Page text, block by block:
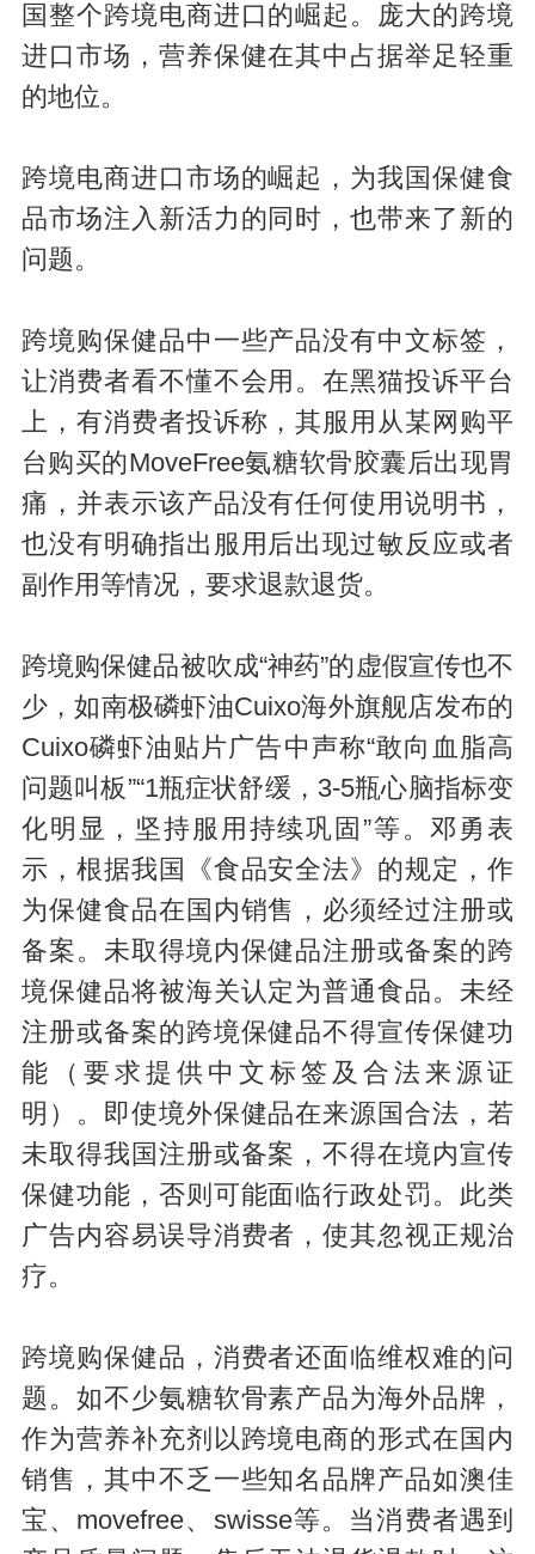
国整个跨境电商进口的崛起。庞大的跨境
进口市场，营养保健在其中占据举足轻重
的地位。
跨境电商进口市场的崛起，为我国保健食
品市场注入新活力的同时，也带来了新的
问题。
跨境购保健品中一些产品没有中文标签，
让消费者看不懂不会用。在黑猫投诉平台
上，有消费者投诉称，其服用从某网购平
台购买的MoveFree氨糖软骨胶囊后出现胃
痛，并表示该产品没有任何使用说明书，
也没有明确指出服用后出现过敏反应或者
副作用等情况，要求退款退货。
跨境购保健品被吹成“神药”的虚假宣传也不
少，如南极磷虾油Cuixo海外旗舰店发布的
Cuixo磷虾油贴片广告中声称“敢向血脂高
问题叫板”“1瓶症状舒缓，3-5瓶心脑指标变
化明显，坚持服用持续巩固”等。邓勇表
示，根据我国《食品安全法》的规定，作
为保健食品在国内销售，必须经过注册或
备案。未取得境内保健品注册或备案的跨
境保健品将被海关认定为普通食品。未经
注册或备案的跨境保健品不得宣传保健功
能（要求提供中文标签及合法来源证
明）。即使境外保健品在来源国合法，若
未取得我国注册或备案，不得在境内宣传
保健功能，否则可能面临行政处罚。此类
广告内容易误导消费者，使其忽视正规治
疗。
跨境购保健品，消费者还面临维权难的问
题。如不少氨糖软骨素产品为海外品牌，
作为营养补充剂以跨境电商的形式在国内
销售，其中不乏一些知名品牌产品如澳佳
宝、movefree、swisse等。当消费者遇到